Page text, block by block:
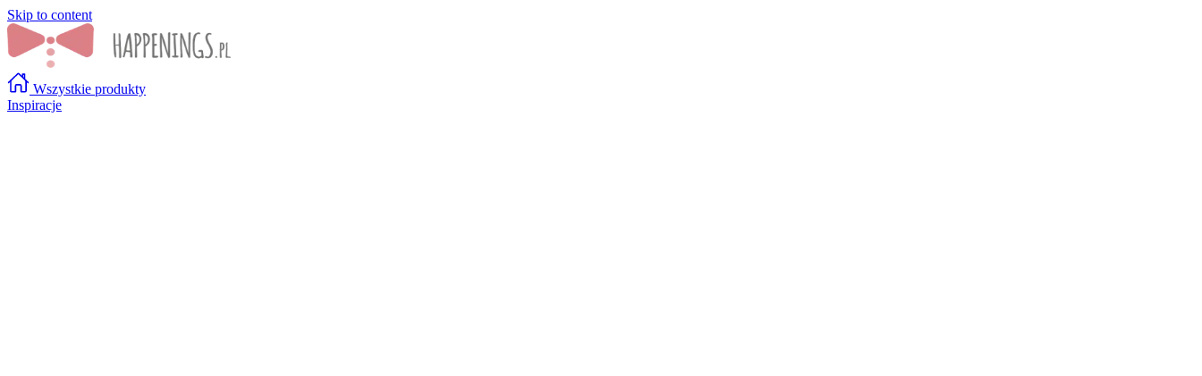
Skip to content
Wszystkie produkty
Inspiracje